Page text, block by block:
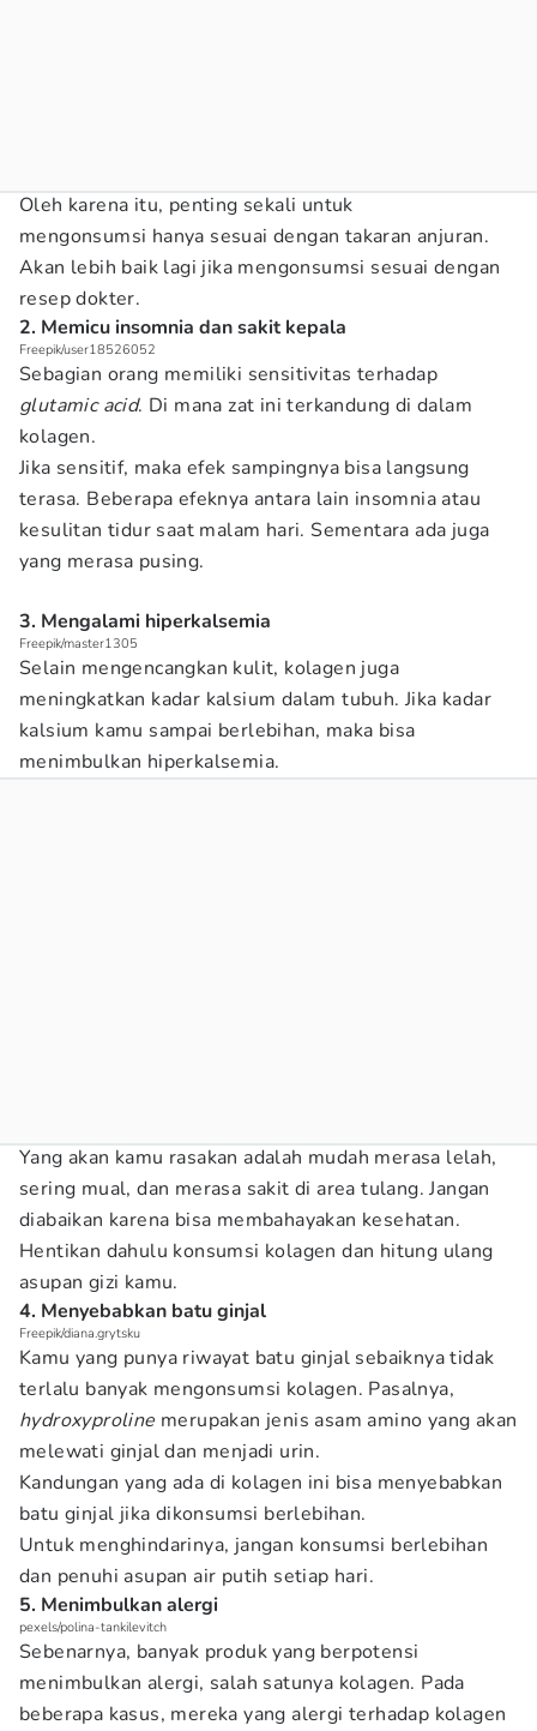
Oleh karena itu, penting sekali untuk
mengonsumsi hanya sesuai dengan takaran anjuran.
Akan lebih baik lagi jika mengonsumsi sesuai dengan
resep dokter.
2. Memicu insomnia dan sakit kepala
Freepik/user18526052
Sebagian orang memiliki sensitivitas terhadap
glutamic acid. Di mana zat ini terkandung di dalam
kolagen.
Jika sensitif, maka efek sampingnya bisa langsung
terasa. Beberapa efeknya antara lain insomnia atau
kesulitan tidur saat malam hari. Sementara ada juga
yang merasa pusing.
3. Mengalami hiperkalsemia
Freepik/master1305
Selain mengencangkan kulit, kolagen juga
meningkatkan kadar kalsium dalam tubuh. Jika kadar
kalsium kamu sampai berlebihan, maka bisa
menimbulkan hiperkalsemia.
Yang akan kamu rasakan adalah mudah merasa lelah,
sering mual, dan merasa sakit di area tulang. Jangan
diabaikan karena bisa membahayakan kesehatan.
Hentikan dahulu konsumsi kolagen dan hitung ulang
asupan gizi kamu.
4. Menyebabkan batu ginjal
Freepik/diana.grytsku
Kamu yang punya riwayat batu ginjal sebaiknya tidak
terlalu banyak mengonsumsi kolagen. Pasalnya,
hydroxyproline merupakan jenis asam amino yang akan
melewati ginjal dan menjadi urin.
Kandungan yang ada di kolagen ini bisa menyebabkan
batu ginjal jika dikonsumsi berlebihan.
Untuk menghindarinya, jangan konsumsi berlebihan
dan penuhi asupan air putih setiap hari.
5. Menimbulkan alergi
pexels/polina-tankilevitch
Sebenarnya, banyak produk yang berpotensi
menimbulkan alergi, salah satunya kolagen. Pada
beberapa kasus, mereka yang alergi terhadap kolagen